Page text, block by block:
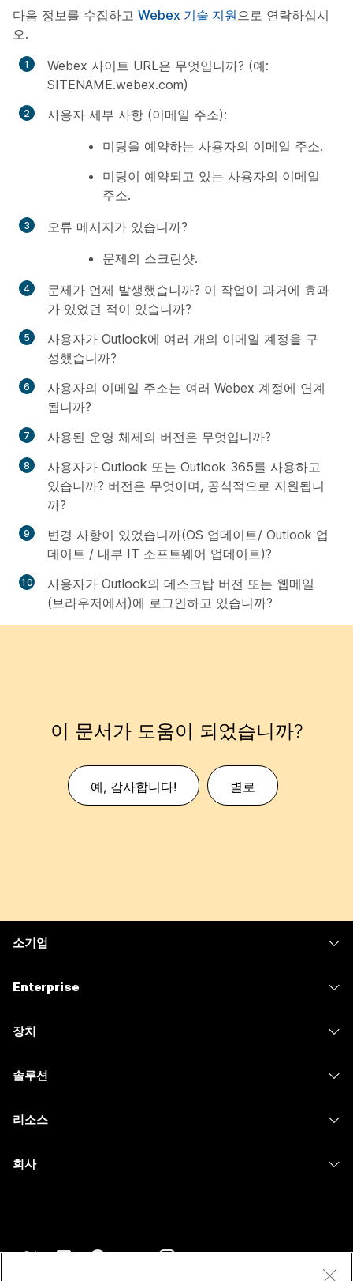
다음 정보를 수집하고 Webex 기술 지원으로 연락하십시
오.
Webex 사이트 URL은 무엇입니까? (예:
SITENAME.webex.com)
사용자 세부 사항 (이메일 주소):
미팅을 예약하는 사용자의 이메일 주소.
미팅이 예약되고 있는 사용자의 이메일
주소.
오류 메시지가 있습니까?
문제의 스크린샷.
문제가 언제 발생했습니까? 이 작업이 과거에 효과
가 있었던 적이 있습니까?
사용자가 Outlook에 여러 개의 이메일 계정을 구
성했습니까?
사용자의 이메일 주소는 여러 Webex 계정에 연계
됩니까?
사용된 운영 체제의 버전은 무엇입니까?
사용자가 Outlook 또는 Outlook 365를 사용하고
있습니까? 버전은 무엇이며, 공식적으로 지원됩니
까?
변경 사항이 있었습니까(OS 업데이트/ Outlook 업
데이트 / 내부 IT 소프트웨어 업데이트)?
사용자가 Outlook의 데스크탑 버전 또는 웹메일
(브라우저에서)에 로그인하고 있습니까?
이 문서가 도움이 되었습니까?
예, 감사합니다! 별로
소기업
Enterprise
장치
솔루션
리소스
회사
영업팀에 문의